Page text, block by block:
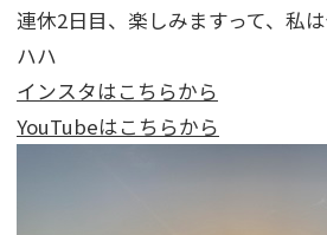
連休2日目、楽しみますって、私
ハハ
インスタはこちらから
YouTubeはこちらから